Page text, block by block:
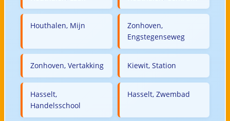
Houthalen, Mijn
Zonhoven,
Engstegenseweg
Zonhoven, Vertakking Kiewit, Station
Hasselt,
Handelsschool
Hasselt, Zwembad